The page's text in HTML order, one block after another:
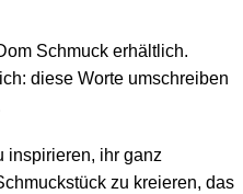
Schmuck erhältlich.
diese Worte umschreiben
inspirieren, ihr ganz
zu kreieren, das